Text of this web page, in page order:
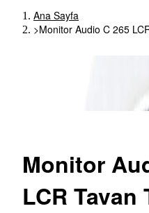
Ana Sayfa
>Monitor Audio C 265
Monitor
LCR